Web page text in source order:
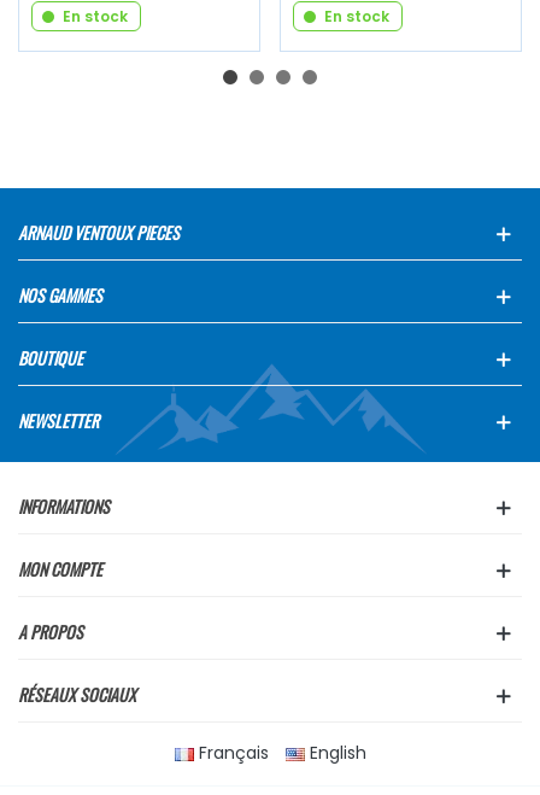
En stock En stock
ARNAUD VENTOUX PIECES
NOS GAMMES
BOUTIQUE
NEWSLETTER
INFORMATIONS
MON COMPTE
A PROPOS
RÉSEAUX SOCIAUX
Français English